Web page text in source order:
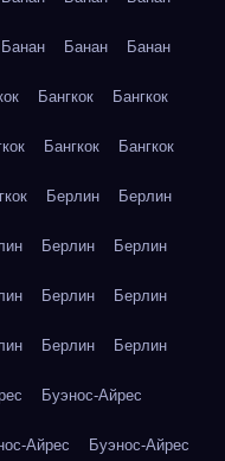
Банан Банан Банан
Бангкок Бангкок
Бангкок Бангкок
Берлин Берлин
Берлин Берлин
Берлин Берлин
Берлин Берлин
Буэнос-Айрес
Айрес Буэнос-Айрес